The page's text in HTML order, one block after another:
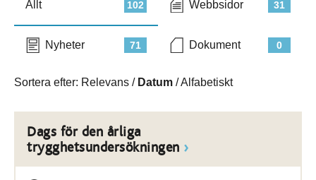
102
Allt 31
Webbsidor
71
Nyheter 0
Dokument
Sortera efter: Relevans / Datum /Alfabetiskt
Dags för den årliga
trygghetsundersökningen